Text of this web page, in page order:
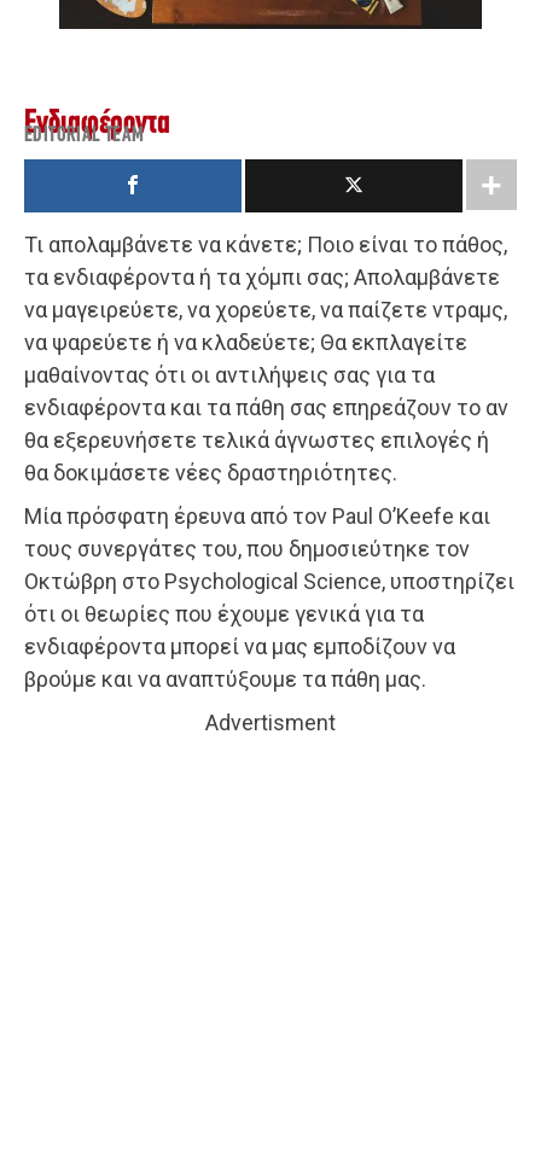
Ενδιαφέροντα
EDITORIAL TEAM
Τι απολαμβάνετε να κάνετε; Ποιο είναι το πάθος,
τα ενδιαφέροντα ή τα χόμπι σας; Απολαμβάνετε
να μαγειρεύετε, να χορεύετε, να παίζετε ντραμς,
να ψαρεύετε ή να κλαδεύετε; Θα εκπλαγείτε
μαθαίνοντας ότι οι αντιλήψεις σας για τα
ενδιαφέροντα και τα πάθη σας επηρεάζουν το αν
θα εξερευνήσετε τελικά άγνωστες επιλογές ή
θα δοκιμάσετε νέες δραστηριότητες.
Μία πρόσφατη έρευνα από τον Paul O’Keefe και
τους συνεργάτες του, που δημοσιεύτηκε τον
Οκτώβρη στο Psychological Science, υποστηρίζει
ότι οι θεωρίες που έχουμε γενικά για τα
ενδιαφέροντα μπορεί να μας εμποδίζουν να
βρούμε και να αναπτύξουμε τα πάθη μας.
Advertisment